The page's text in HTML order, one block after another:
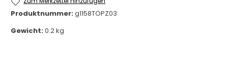
Produktnummer:g1158TOPZ03
Gewicht:0.2 kg